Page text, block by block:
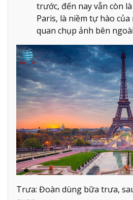
trước, đến nay vẫn còn
Paris, là niềm tự hào
quan chụp ảnh bên
Trưa: Đoàn dùng bữa trưa,